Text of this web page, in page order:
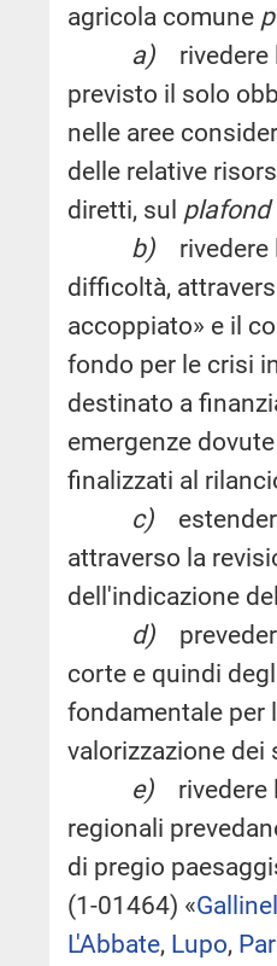
agricola comune
a)
previsto il solo
nelle aree
delle relative
diretti, sul plafond
b)
difficoltà,
accoppiato» e il
fondo per le crisi
destinato a
emergenze
finalizzati al
c)
attraverso la
dell'indicazione
d)
corte e quindi
fondamentale per
valorizzazione dei
e)
regionali
di pregio
(1-01464) «
L'Abbate, Lupo,